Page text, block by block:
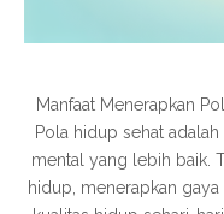
Manfaat Menerapkan
Pola hidup sehat
mental yang lebih baik.
hidup, menerapkan